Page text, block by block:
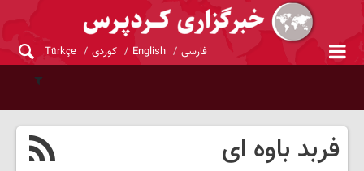
فارسی English کوردی Türkçe
فربد باوه ای